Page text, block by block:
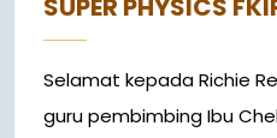
SUPER PHYSICS
Selamat kepada Richie
guru pembimbing Ibu